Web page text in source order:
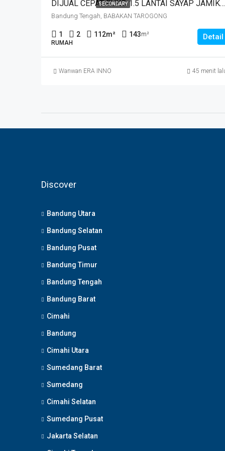
SECONDARY DIJUAL CEPAT RUKO 1.5 LANTAI SAYAP JAMIKA MASUK HNYA 30 MTR DR JALAN MAIN ROAD JAMIKA HARGA MURAHHH. JL BABAKAN TAROGONG
Bandung Tengah, BABAKAN TAROGONG
1 2 112m² 143m²
RUMAH
Detail
Wanwan ERA INNO 45 menit
Discover
Bandung Utara
Bandung Selatan
Bandung Pusat
Bandung Timur
Bandung Tengah
Bandung Barat
Cimahi
Bandung
Cimahi Utara
Sumedang Barat
Sumedang
Cimahi Selatan
Sumedang Pusat
Jakarta Selatan